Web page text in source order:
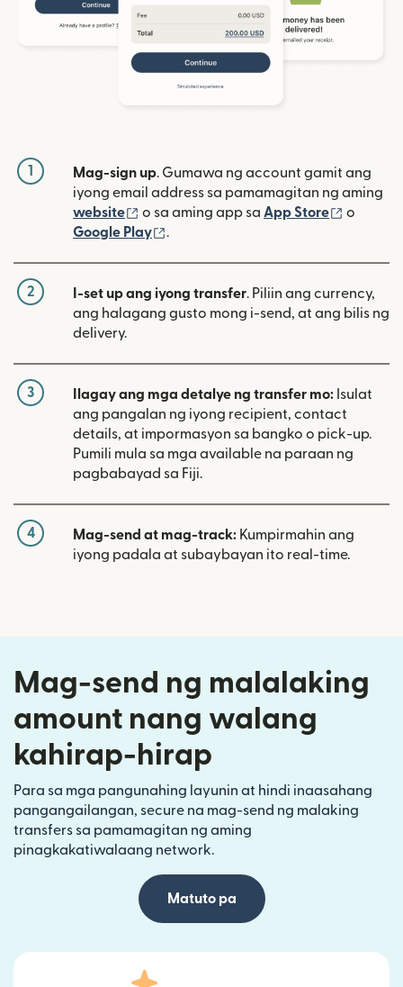
1 Mag-sign up. Gumawa ng account gamit ang
iyong email address sa pamamagitan ng aming
website
(bubukas sa bagong window)
o sa aming app sa App Store
o
Google Play
.
2 I-set up ang iyong transfer. Piliin ang currency,
ang halagang gusto mong i-send, at ang bilis ng
delivery.
3 Ilagay ang mga detalye ng transfer mo: Isulat
ang pangalan ng iyong recipient, contact
details, at impormasyon sa bangko o pick-up.
Pumili mula sa mga available na paraan ng
pagbabayad sa Fiji.
4 Mag-send at mag-track: Kumpirmahin ang
iyong padala at subaybayan ito real-time.
Mag-send ng malalaking
amount nang walang
kahirap-hirap
Para sa mga pangunahing layunin at hindi inaasahang
pangangailangan, secure na mag-send ng malaking
transfers sa pamamagitan ng aming
pinagkakatiwalaang network.
Matuto pa